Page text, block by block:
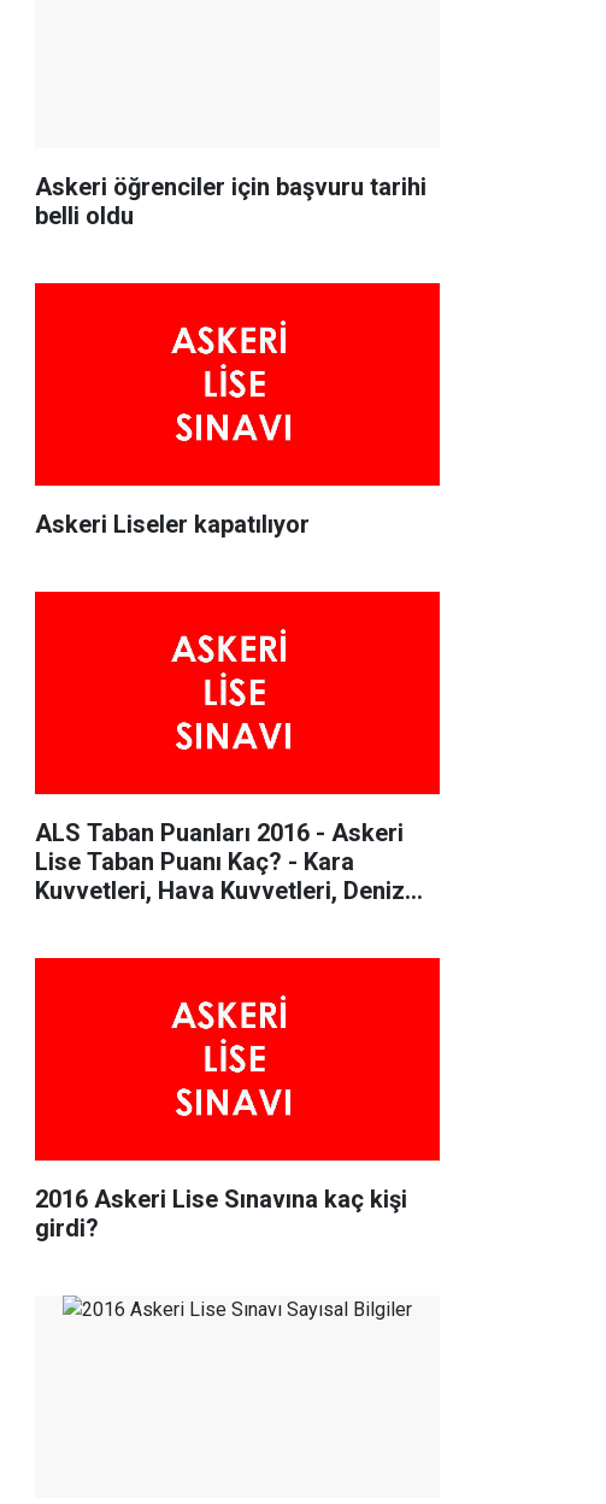
Askeri öğrenciler için başvuru tarihi
belli oldu
Askeri Liseler kapatılıyor
ALS Taban Puanları 2016 - Askeri
Lise Taban Puanı Kaç? - Kara
Kuvvetleri, Hava Kuvvetleri, Deniz
2016 Askeri Lise Sınavına kaç kişi
girdi?